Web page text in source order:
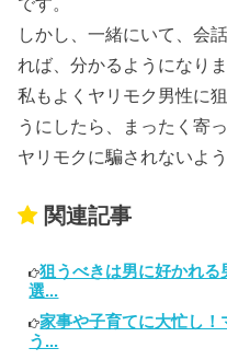
しかし、一緒にいて、会
れば、分かるようになりま
私もよくヤリモク男性に
うにしたら、まったく寄
ヤリモクに騙されないよ
関連記事
狙うべきは男に好かれ
選...
家事や子育てに大忙し
う...